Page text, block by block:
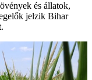
és állatok,
jelzik Bihar